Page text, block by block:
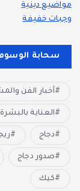
مواضيع دينية
وجبات خفيفة
سحابة
أخبار الفن
العناية بالبشرة
دجاج
صدور دجاج
كيك